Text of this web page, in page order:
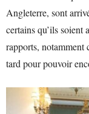
Angleterre, sont
certains qu’ils soient
rapports, notamment
tard pour pouvoir